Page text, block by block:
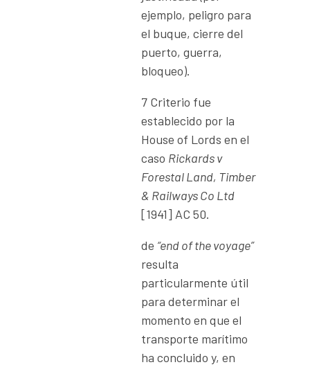
ejemplo, peligro para
el buque, cierre del
puerto, guerra,
bloqueo).
7 Criterio fue
establecido por la
House of Lords en el
caso Rickards v
Forestal Land, Timber
& Railways Co Ltd
[1941] AC 50.
de “endofthevoyage”
resulta
particularmente útil
para determinar el
momento en que el
transporte marítimo
ha concluido y, en